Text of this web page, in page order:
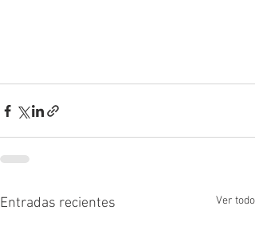
Entradas recientes Ver todo